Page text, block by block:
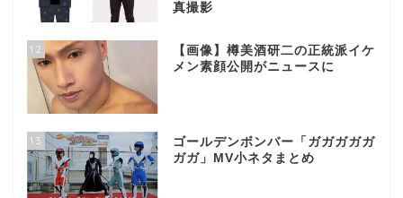
真撮影
12
【画像】樽美酒研二の正統派イケ
メン素顔公開がニュースに
13
ゴールデンボンバー「ガガガガガ
ガガ」MV小ネタまとめ